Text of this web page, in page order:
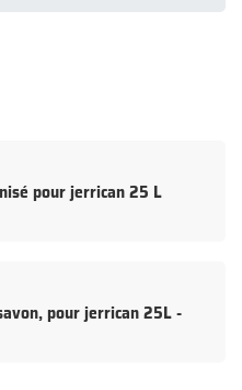
pour jerrican 25 L
pour jerrican 25L -